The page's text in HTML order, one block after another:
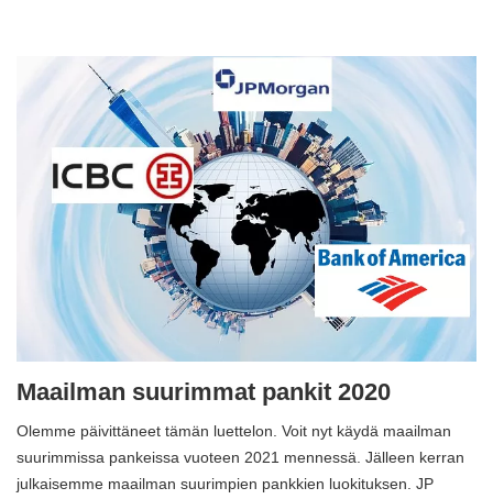
Maailman suurimmat pankit 2020
Olemme päivittäneet tämän luettelon. Voit nyt käydä maailman
suurimmissa pankeissa vuoteen 2021 mennessä. Jälleen kerran
julkaisemme maailman suurimpien pankkien luokituksen. JP